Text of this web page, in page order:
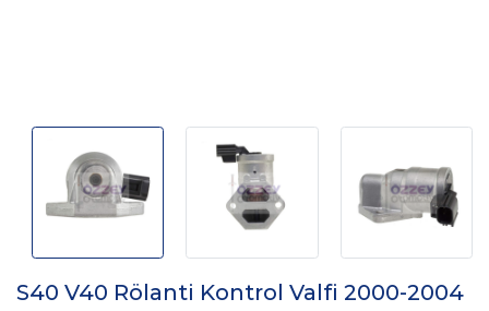
S40 V40 Rölanti Kontrol Valfi 2000-2004